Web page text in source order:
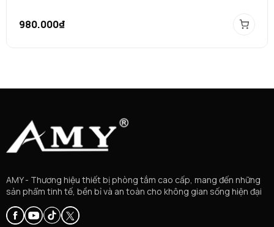
980.000₫
AMY - Thương hiệu thiết bị phòng tắm cao cấp, mang đến những
sản phẩm tinh tế, bền bỉ và an toàn cho không gian sống hiện đại